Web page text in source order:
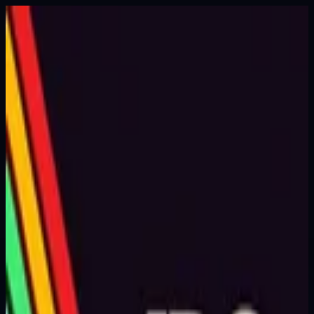
ARC Raiders Hub
Гайды
Снаряжение
Враги
Добыча
Квесты
Карты
Projects
Новости
Статус серверов
Билды
Вики
Русский
Back to Loot
Quick Use-Utility
Quick Use-Utility